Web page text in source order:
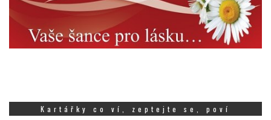
Kartářky co ví, zeptejte se, poví